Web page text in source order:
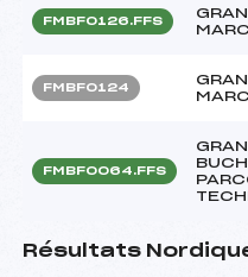
FMBF0126.FFS
FMBF0124
FMBF0064.FFS
Résultats